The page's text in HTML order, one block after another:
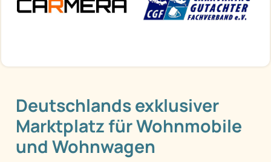
Deutschlands exklusiver
Marktplatz für Wohnmobile
und Wohnwagen